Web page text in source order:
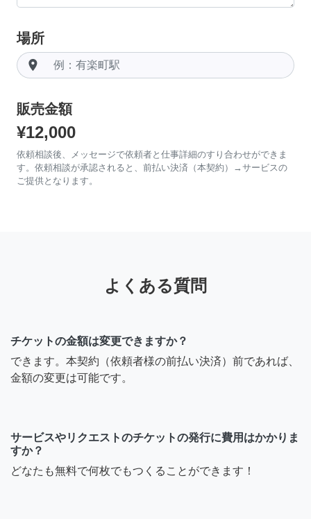
場所
room
販売金額
¥12,000
依頼相談後、メッセージで依頼者と仕事詳細のすり合わせができま
す。依頼相談が承認されると、前払い決済（本契約）→サービスの
ご提供となります。
よくある質問
チケットの金額は変更できますか？
できます。本契約（依頼者様の前払い決済）前であれば、
金額の変更は可能です。
サービスやリクエストのチケットの発行に費用はかかりま
すか？
どなたも無料で何枚でもつくることができます！